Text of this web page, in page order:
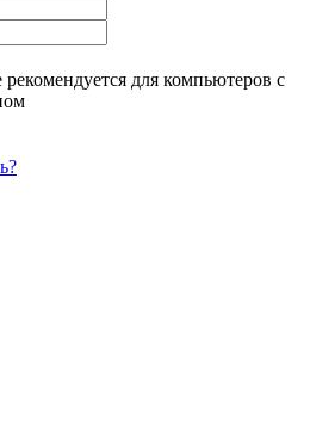
рекомендуется для компьютеров с